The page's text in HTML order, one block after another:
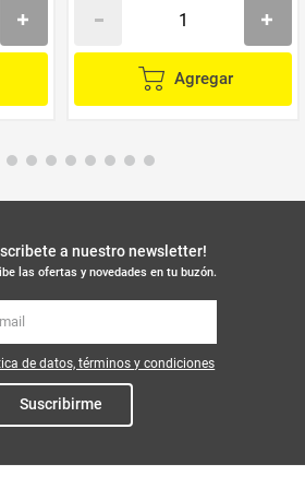
Agregar
a nuestro newsletter!
las ofertas y novedades en tu buzón.
de datos, términos y condiciones
Suscribirme